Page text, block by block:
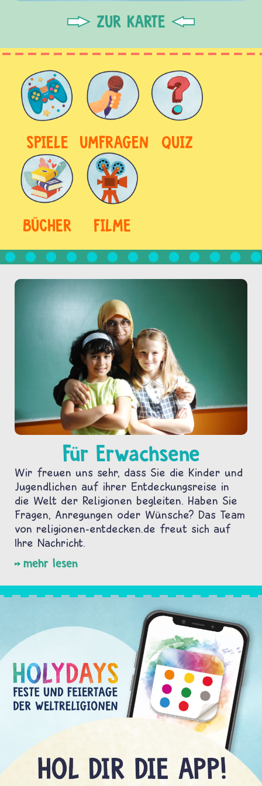
ZUR KARTE
SPIELE UMFRAGEN QUIZ
BÜCHER FILME
Für Erwachsene
Wir freuen uns sehr, dass Sie die Kinder und
Jugendlichen auf ihrer Entdeckungsreise in
die Welt der Religionen begleiten. Haben Sie
Fragen, Anregungen oder Wünsche? Das Team
von religionen-entdecken.de freut sich auf
Ihre Nachricht.
mehr lesen